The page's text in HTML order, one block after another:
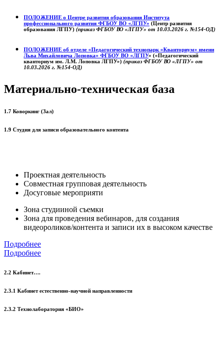
ПОЛОЖЕНИЕ о Центре развития образования Института
профессионального развития ФГБОУ ВО «ЛГПУ» (Центр развития
образования ЛГПУ) (приказ ФГБОУ ВО «ЛГПУ» от 10.03.2026 г. №154-ОД)
ПОЛОЖЕНИЕ об отделе «Педагогический технопарк «Кванториум» имени
Льва Михайловича Лоповка» ФГБОУ ВО «ЛГПУ» («Педагогический
кванториум им. Л.М. Лоповка ЛГПУ») (приказ ФГБОУ ВО «ЛГПУ» от
10.03.2026 г. №154-ОД)
Материально-техническая база
1.7 Коворкинг (Зал)
1.9 Студия для записи образовательного контента
Проектная деятельность
Совместная групповая деятельность
Досуговые мероприяти
Зона студииной съемки
Зона для проведения вебинаров, для создания
видеороликов/контента и записи их в высоком качестве
Подробнее
Подробнее
2.2 Кабинет….
2.3.1 Кабинет естественно-научной направленности
2.3.2 Технолаборатория «БИО»